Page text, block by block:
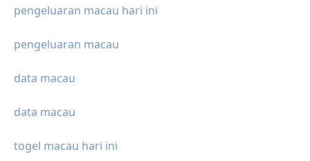
pengeluaran macau hari ini
pengeluaran macau
data macau
data macau
togel macau hari ini